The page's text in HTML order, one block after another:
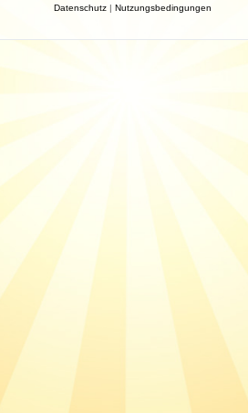
Datenschutz| Nutzungsbedingungen